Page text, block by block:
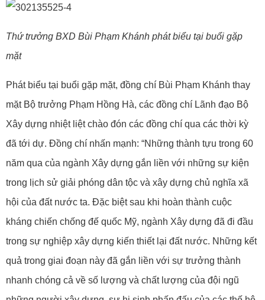
Thứ trưởng BXD Bùi Phạm Khánh phát biểu tại buổi gặp
mặt
Phát biểu tại buổi gặp mặt, đồng chí Bùi Phạm Khánh thay
mặt Bộ trưởng Phạm Hồng Hà, các đồng chí Lãnh đạo Bộ
Xây dựng nhiệt liệt chào đón các đồng chí qua các thời kỳ
đã tới dự. Đồng chí nhấn mạnh: “Những thành tựu trong 60
năm qua của ngành Xây dựng gắn liền với những sự kiện
trong lịch sử giải phóng dân tộc và xây dựng chủ nghĩa xã
hội của đất nước ta. Đặc biệt sau khi hoàn thành cuộc
kháng chiến chống đế quốc Mỹ, ngành Xây dựng đã đi đầu
trong sự nghiệp xây dựng kiến thiết lại đất nước. Những kết
quả trong giai đoạn này đã gắn liền với sự trưởng thành
nhanh chóng cả về số lượng và chất lượng của đội ngũ